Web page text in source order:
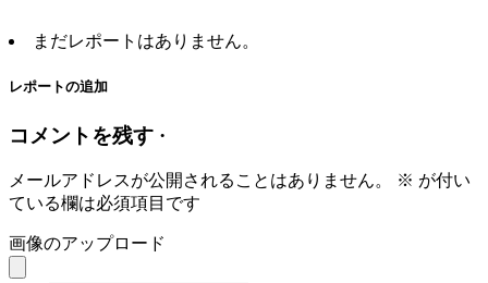
まだレポートはありません。
レポートの追加
コメントを残す ·
メールアドレスが公開されることはありません。 ※ が付い
ている欄は必須項目です
画像のアップロード